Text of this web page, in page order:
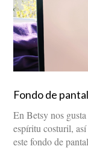
Fondo de
En Betsy nos
espíritu costuril,
este fondo de